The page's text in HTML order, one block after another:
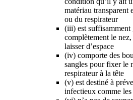
matériau transparent
ou du respirateur
(iii) est
complètement le
laisser d’espace
(iv) comporte des
sangles pour fixer le
respirateur à la tête
(v) est destiné à
infectieux comme